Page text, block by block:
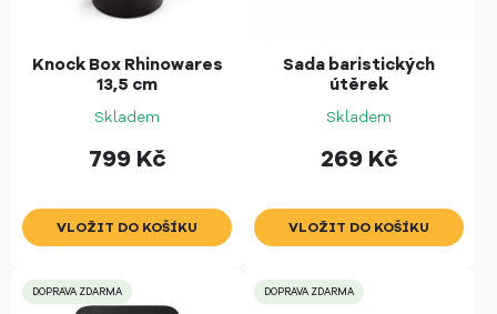
Knock Box Rhinowares
13,5 cm
Skladem
799 Kč
Sada baristických
útěrek
Skladem
269 Kč
DOPRAVA ZDARMA DOPRAVA ZDARMA